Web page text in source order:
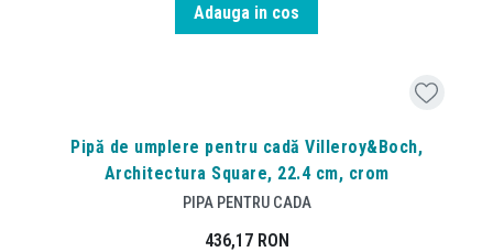
Adauga in cos
Pipă de umplere pentru cadă Villeroy&Boch,
Architectura Square, 22.4 cm, crom
PIPA PENTRU CADA
436,17 RON